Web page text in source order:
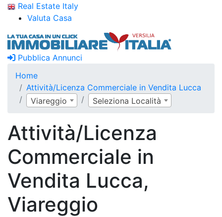
Real Estate Italy
Valuta Casa
Pubblica Annunci
Home
Attività/Licenza Commerciale in Vendita Lucca
Viareggio
Seleziona Località
Attività/Licenza
Commerciale in
Vendita Lucca,
Viareggio